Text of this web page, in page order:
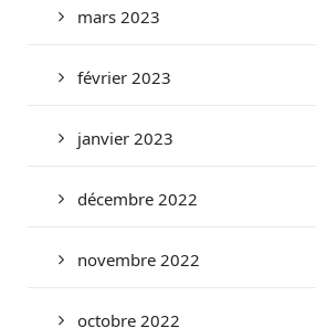
mars 2023
février 2023
janvier 2023
décembre 2022
novembre 2022
octobre 2022